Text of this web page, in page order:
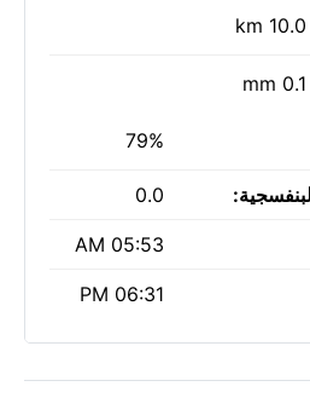
10.0 km
0.1 mm
79%
0.0
05:53 AM
06:31 PM